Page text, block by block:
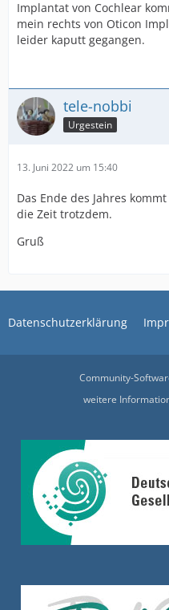
Implantat von Cochlear
mein rechts von Oticon
leider kaputt gegangen.
tele-nobbi
Urgestein
13. Juni 2022 um 15:40
Das Ende des Jahres
die Zeit trotzdem.
Gruß
Datenschutzerklärung
Community-
weitere